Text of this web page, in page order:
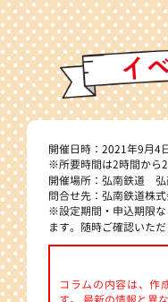
開催日時：2021年9月4
※所要時間は2時間から
開催場所：弘南鉄道
問合せ先：弘南鉄道株
※設定期間・申込期限
ます。随時ご確認いた
コラムの内容は、作